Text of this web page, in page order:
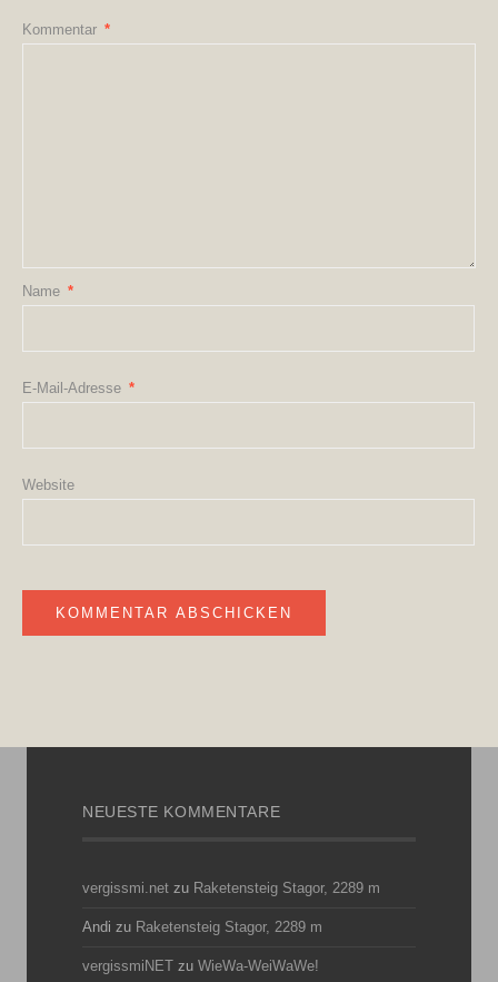
Kommentar *
Name *
E-Mail-Adresse *
Website
NEUESTE KOMMENTARE
vergissmi.net zu Raketensteig Stagor, 2289 m
Andi zu Raketensteig Stagor, 2289 m
vergissmiNET zu WieWa-WeiWaWe!